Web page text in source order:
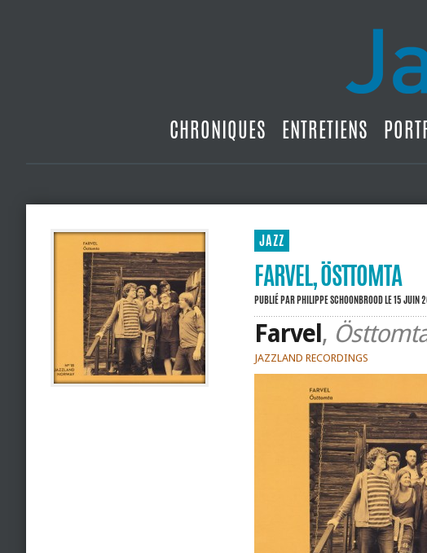
CHRONIQUES ENTRETIENS
JAZZ
FARVEL, ÖSTTOMTA
PUBLIÉ PARPHILIPPE SCHOONBROODLE 15 JUIN
Farvel ,
JAZZLAND RECORDINGS